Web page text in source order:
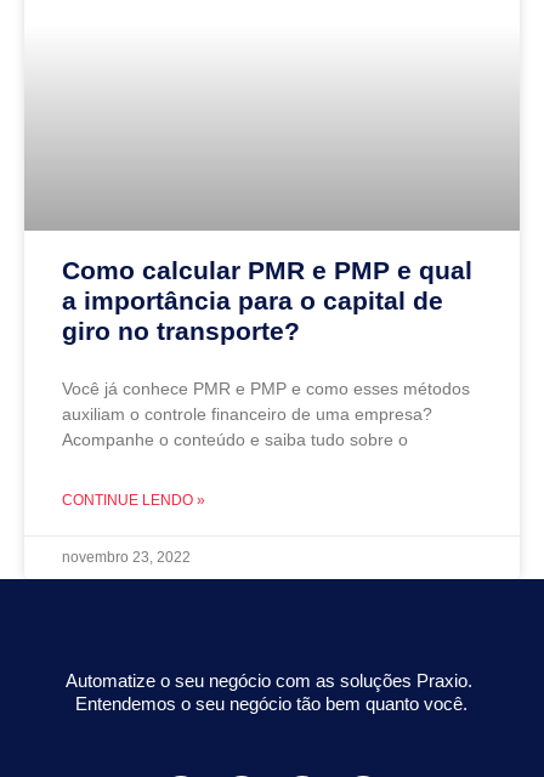
Como calcular PMR e PMP e qual
a importância para o capital de
giro no transporte?
Você já conhece PMR e PMP e como esses métodos
auxiliam o controle financeiro de uma empresa?
Acompanhe o conteúdo e saiba tudo sobre o
CONTINUE LENDO »
novembro 23, 2022
Automatize o seu negócio com as soluções Praxio.
Entendemos o seu negócio tão bem quanto você.